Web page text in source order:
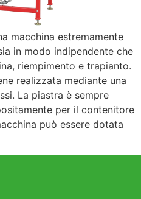
macchina estremamente
in modo indipendente che
riempimento e trapianto.
realizzata mediante una
La piastra è sempre
per il contenitore
può essere dotata